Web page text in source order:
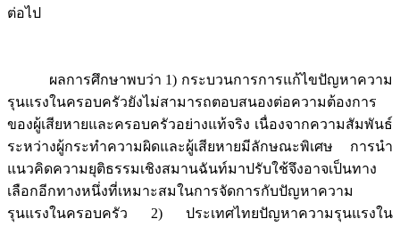
ต่อไป
ผลการศึกษาพบว่า 1) กระบวนการการแก้ไขปัญหาความ
รุนแรงในครอบครัวยังไม่สามารถตอบสนองต่อความต้องการ
ของผู้เสียหายและครอบครัวอย่างแท้จริง เนื่องจากความสัมพันธ์
ระหว่างผู้กระทำความผิดและผู้เสียหายมีลักษณะพิเศษ การนำ
แนวคิดความยุติธรรมเชิงสมานฉันท์มาปรับใช้จึงอาจเป็นทาง
เลือกอีกทางหนึ่งที่เหมาะสมในการจัดการกับปัญหาความ
รุนแรงในครอบครัว 2) ประเทศไทยปัญหาความรุนแรงใน